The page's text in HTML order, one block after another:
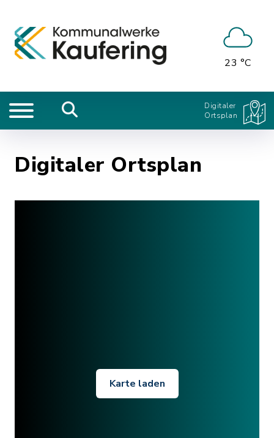
23 °C
Digitaler
Ortsplan
Digitaler Ortsplan
Karte laden